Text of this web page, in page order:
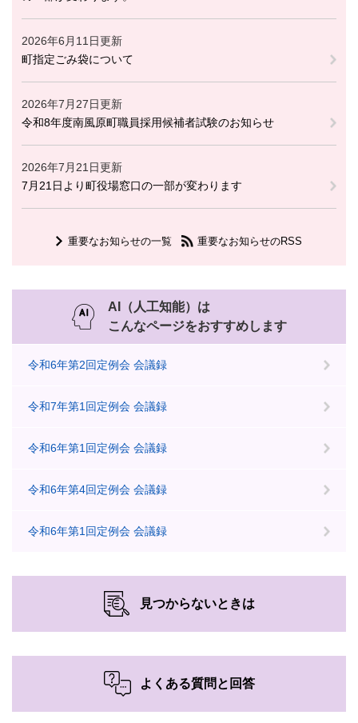
2026年6月11日更新
町指定ごみ袋について
2026年7月27日更新
令和8年度南風原町職員採用候補者試験のお知らせ
2026年7月21日更新
7月21日より町役場窓口の一部が変わります
重要なお知らせの一覧 重要なお知らせのRSS
AI（人工知能）は
こんなページをおすすめします
令和6年第2回定例会 会議録
令和7年第1回定例会 会議録
令和6年第1回定例会 会議録
令和6年第4回定例会 会議録
令和6年第1回定例会 会議録
見つからないときは
よくある質問と回答